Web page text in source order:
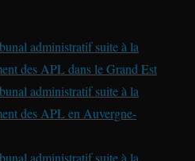
administratif suite à la
des APL dans le Grand Est
administratif suite à la
des APL en Auvergne-
administratif suite à la